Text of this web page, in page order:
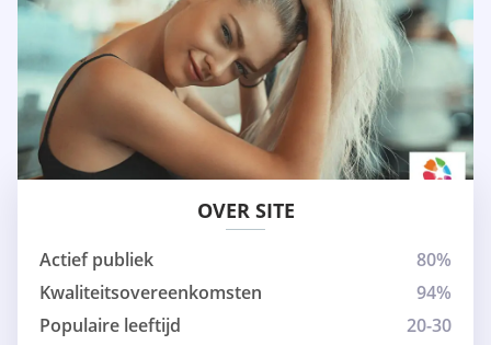
OVER SITE
Actief publiek
80%
Kwaliteitsovereenkomsten
94%
Populaire leeftijd
20-30